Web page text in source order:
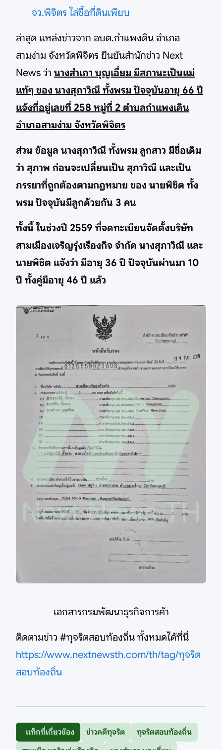
จว.พิจิตร ไล่ซื้อที่ดินเพียบ
ล่าสุด แหล่งข่าวจาก อบต.กำแพงดิน อำเภอ
สามง่าม จังหวัดพิจิตร ยืนยันสำนักข่าว Next
News ว่า นางสำเภา บุญเอี่ยม มีสภานะเป็นแม่
แท้ๆ ของ นางสุภาวิณี ทั้งพรม ปัจจุบันอายุ 66 ปี
แจ้งที่อยู่เลขที่ 258 หมู่ที่ 2 ตำบลกำแพงเดิน
อำเภอสามง่าม จังหวัดพิจิตร
ส่วน ข้อมูล นางสุภาวิณี ทั้งพรม ลูกสาว มีชื่อเดิม
ว่า สุภาพ ก่อนจะเปลี่ยนเป็น สุภาวิณี และเป็น
ภรรยาที่ถูกต้องตามกฎหมาย ของ นายพิชิต ทั้ง
พรม ปัจจุบันมีลูกด้วยกัน 3 คน
ทั้งนี้ ในช่วงปี 2559 ที่จดทะเบียนจัดตั้งบริษัท
สามเมืองเจริญรุ่งเรืองกิจ จำกัด นางสุภาวิณี และ
นายพิชิต แจ้งว่า มีอายุ 36 ปี ปัจจุบันผ่านมา 10
ปี ทั้งคู่มีอายุ 46 ปี แล้ว
เอกสารกรมพัฒนาธุรกิจการค้า
ติดตามข่าว #ทุจริตสอบท้องถิ่น ทั้งหมดได้ที่นี่
https://www.nextnewsth.com/th/tag/ทุจริต
สอบท้องถิ่น
แท็กที่เกี่ยวข้อง ข่าวคดีทุจริต
ทุจริตสอบท้องถิ่น